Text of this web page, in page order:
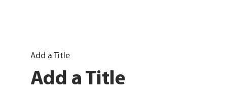
Add a Title
Add a Title